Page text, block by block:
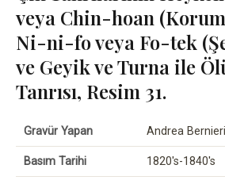
veya Chin-hoan
Ni-ni-fo veya Fo-tek
ve Geyik ve Turna ile
Tanrısı, Resim 31.
Gravür Yapan Andrea
Basım Tarihi 1820's-1840's